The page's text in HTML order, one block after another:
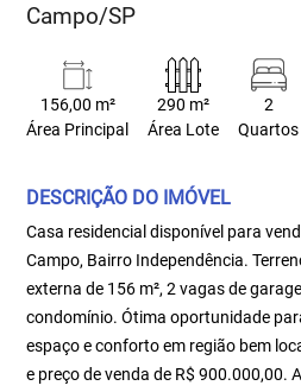
Campo/SP
156,00 m²
Área Principal
290 m²
Área Lote
2
Quartos
DESCRIÇÃO DO IMÓVEL
Casa residencial disponível para
Campo, Bairro Independência.
externa de 156 m², 2 vagas de
condomínio. Ótima oportunidade
espaço e conforto em região bem
e preço de venda de R$ 900.000,00.